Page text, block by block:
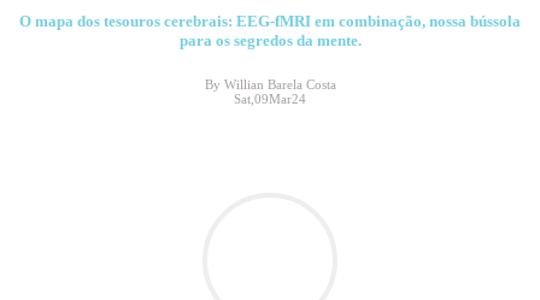
O mapa dos tesouros cerebrais: EEG-fMRI em combinação, nossa bússola
para os segredos da mente.
By Willian Barela Costa
Sat,09Mar24